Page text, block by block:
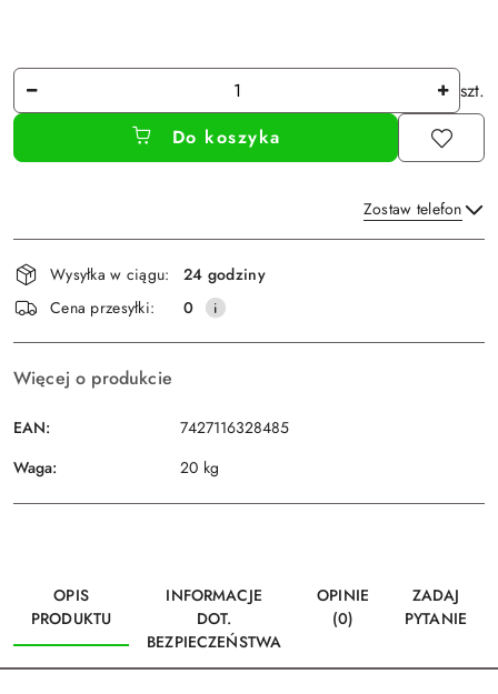
Ilość
szt.
Do koszyka
Zostaw telefon
Wyślij
Dostępność
i
dostawa
Wysyłka w ciągu:
24 godziny
Cena przesyłki:
0
Więcej o produkcie
EAN:
7427116328485
Waga:
20 kg
OPIS
PRODUKTU
INFORMACJE
DOT.
BEZPIECZEŃSTWA
OPINIE
(0)
ZADAJ
PYTANIE